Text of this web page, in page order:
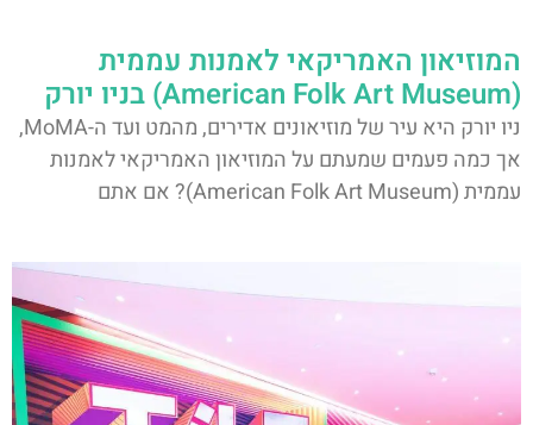
המוזיאון האמריקאי לאמנות עממית
(American Folk Art Museum) בניו יורק
ניו יורק היא עיר של מוזיאונים אדירים, מהמט ועד ה-MoMA,
אך כמה פעמים שמעתם על המוזיאון האמריקאי לאמנות
עממית (American Folk Art Museum)? אם אתם